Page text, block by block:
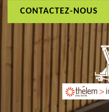
CONTACTEZ-NOUS